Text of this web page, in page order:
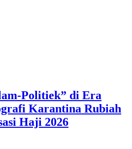
Politiek” di Era
Karantina Rubiah
Haji 2026